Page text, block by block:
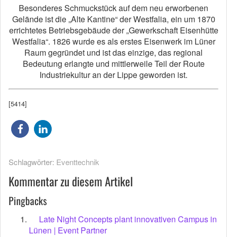
Besonderes Schmuckstück auf dem neu erworbenen
Gelände ist die „Alte Kantine“ der Westfalia, ein um 1870
errichtetes Betriebsgebäude der „Gewerkschaft Eisenhütte
Westfalia“. 1826 wurde es als erstes Eisenwerk im Lüner
Raum gegründet und ist das einzige, das regional
Bedeutung erlangte und mittlerweile Teil der Route
Industriekultur an der Lippe geworden ist.
[5414]
Schlagwörter: Eventtechnik
Kommentar zu diesem Artikel
Pingbacks
Late Night Concepts plant innovativen Campus in
Lünen | Event Partner